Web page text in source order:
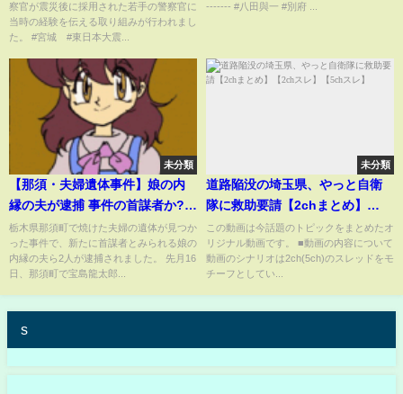
察官が震災後に採用された若手の警察官に
当時の経験を伝える取り組みが行われまし
た。 #宮城 #東日本大震...
#Shorts
------- #八田與一 #別府 ...
未分類
【那須・夫婦遺体事件】娘の内
縁の夫が逮捕 事件の首謀者か?
「店を譲る」話が消えトラブル
も 誰が暴行したのか…事件の全
容は?【ニュースまとめ】ANN/
栃木県那須町で焼けた夫婦の遺体が見つか
った事件で、新たに首謀者とみられる娘の
内縁の夫ら2人が逮捕されました。 先月16
日、那須町で宝島龍太郎...
未分類
道路陥没の埼玉県、やっと自衛
隊に救助要請【2chまとめ】
【2chスレ】【5chスレ】
この動画は今話題のトピックをまとめたオ
リジナル動画です。 ■動画の内容について
動画のシナリオは2ch(5ch)のスレッドをモ
チーフとしてい...
s